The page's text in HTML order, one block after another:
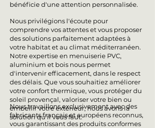
Nous travaillons exclusivement avec des
fabricants français et européens reconnus,
vous garantissant des produits conformes
Nous privilégions l'écoute pour
comprendre vos attentes et vous proposer
des solutions parfaitement adaptées à
votre habitat et au climat méditerranéen.
Notre expertise en menuiserie PVC,
aluminium et bois nous permet
d'intervenir efficacement, dans le respect
des délais. Que vous souhaitiez améliorer
votre confort thermique, vous protéger du
soleil provençal, valoriser votre bien ou
embellir votre extérieur, nous avons la
solution qu'il vous faut.
bénéficie d'une attention personnalisée.